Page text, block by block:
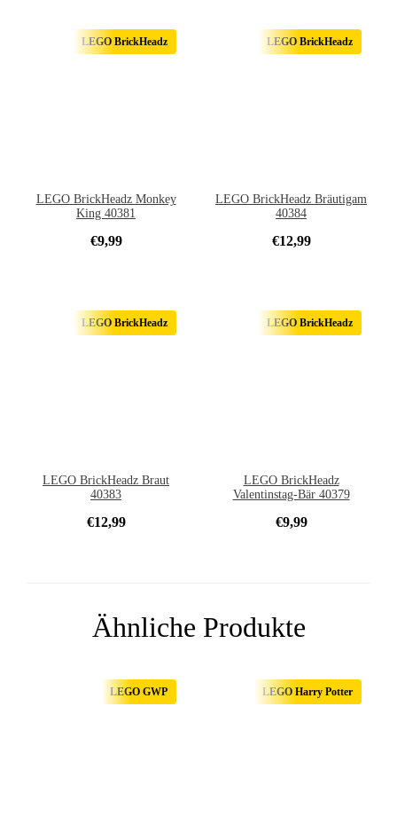
LEGO BrickHeadz
LEGO BrickHeadz Monkey
King 40381
€9,99
LEGO BrickHeadz
LEGO BrickHeadz Bräutigam
40384
€12,99
LEGO BrickHeadz
LEGO BrickHeadz Braut
40383
€12,99
LEGO BrickHeadz
LEGO BrickHeadz
Valentinstag-Bär 40379
€9,99
Ähnliche Produkte
LEGO GWP LEGO Harry Potter